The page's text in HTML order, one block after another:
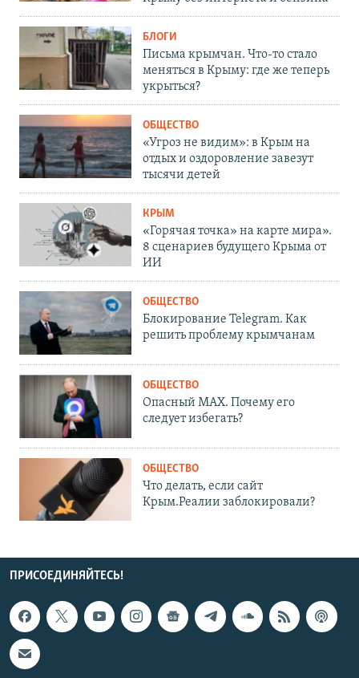
БЛОГИ
Письма крымчан. Что-то стало
меняться в Крыму: где же теперь
укрыться?
ОБЩЕСТВО
«Угроз не видим»: в Крым на
отдых и оздоровление завезут
тысячи детей
КРЫМ
«Горячая точка» на карте мира».
8 сценариев будущего Крыма от
ИИ
ОБЩЕСТВО
Блокирование Telegram. Как
решить проблему крымчанам
ОБЩЕСТВО
Опасный MAX. Почему его
следует избегать?
ОБЩЕСТВО
Что делать, если сайт
Крым.Реалии заблокировали?
ПРИСОЕДИНЯЙТЕСЬ!